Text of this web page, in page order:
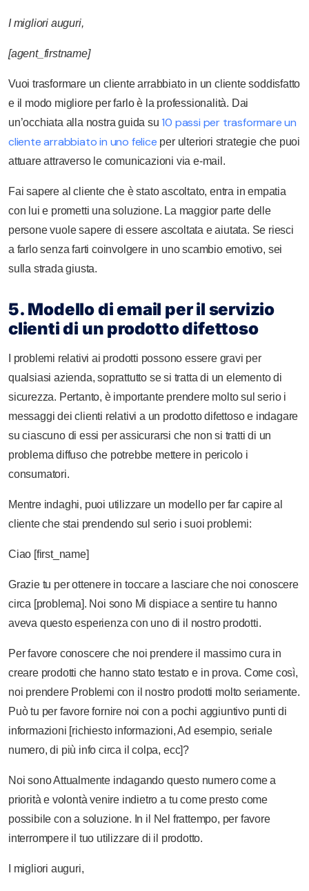
I migliori auguri,
[agent_firstname]
Vuoi trasformare un cliente arrabbiato in un cliente soddisfatto
e il modo migliore per farlo è la professionalità. Dai
un’occhiata alla nostra guida su 10 passi per trasformare un
cliente arrabbiato in uno felice per ulteriori strategie che puoi
attuare attraverso le comunicazioni via e-mail.
Fai sapere al cliente che è stato ascoltato, entra in empatia
con lui e prometti una soluzione. La maggior parte delle
persone vuole sapere di essere ascoltata e aiutata. Se riesci
a farlo senza farti coinvolgere in uno scambio emotivo, sei
sulla strada giusta.
5. Modello di email per il servizio
clienti di un prodotto difettoso
I problemi relativi ai prodotti possono essere gravi per
qualsiasi azienda, soprattutto se si tratta di un elemento di
sicurezza. Pertanto, è importante prendere molto sul serio i
messaggi dei clienti relativi a un prodotto difettoso e indagare
su ciascuno di essi per assicurarsi che non si tratti di un
problema diffuso che potrebbe mettere in pericolo i
consumatori.
Mentre indaghi, puoi utilizzare un modello per far capire al
cliente che stai prendendo sul serio i suoi problemi:
Ciao [first_name]
Grazie tu per ottenere in toccare a lasciare che noi conoscere
circa [problema]. Noi sono Mi dispiace a sentire tu hanno
aveva questo esperienza con uno di il nostro prodotti.
Per favore conoscere che noi prendere il massimo cura in
creare prodotti che hanno stato testato e in prova. Come così,
noi prendere Problemi con il nostro prodotti molto seriamente.
Può tu per favore fornire noi con a pochi aggiuntivo punti di
informazioni [richiesto informazioni, Ad esempio, seriale
numero, di più info circa il colpa, ecc]?
Noi sonoAttualmente indagando questo numero come a
priorità e volontà venire indietro a tu come presto come
possibile con a soluzione. In il Nel frattempo, per favore
interrompere il tuo utilizzare di il prodotto.
I migliori auguri,